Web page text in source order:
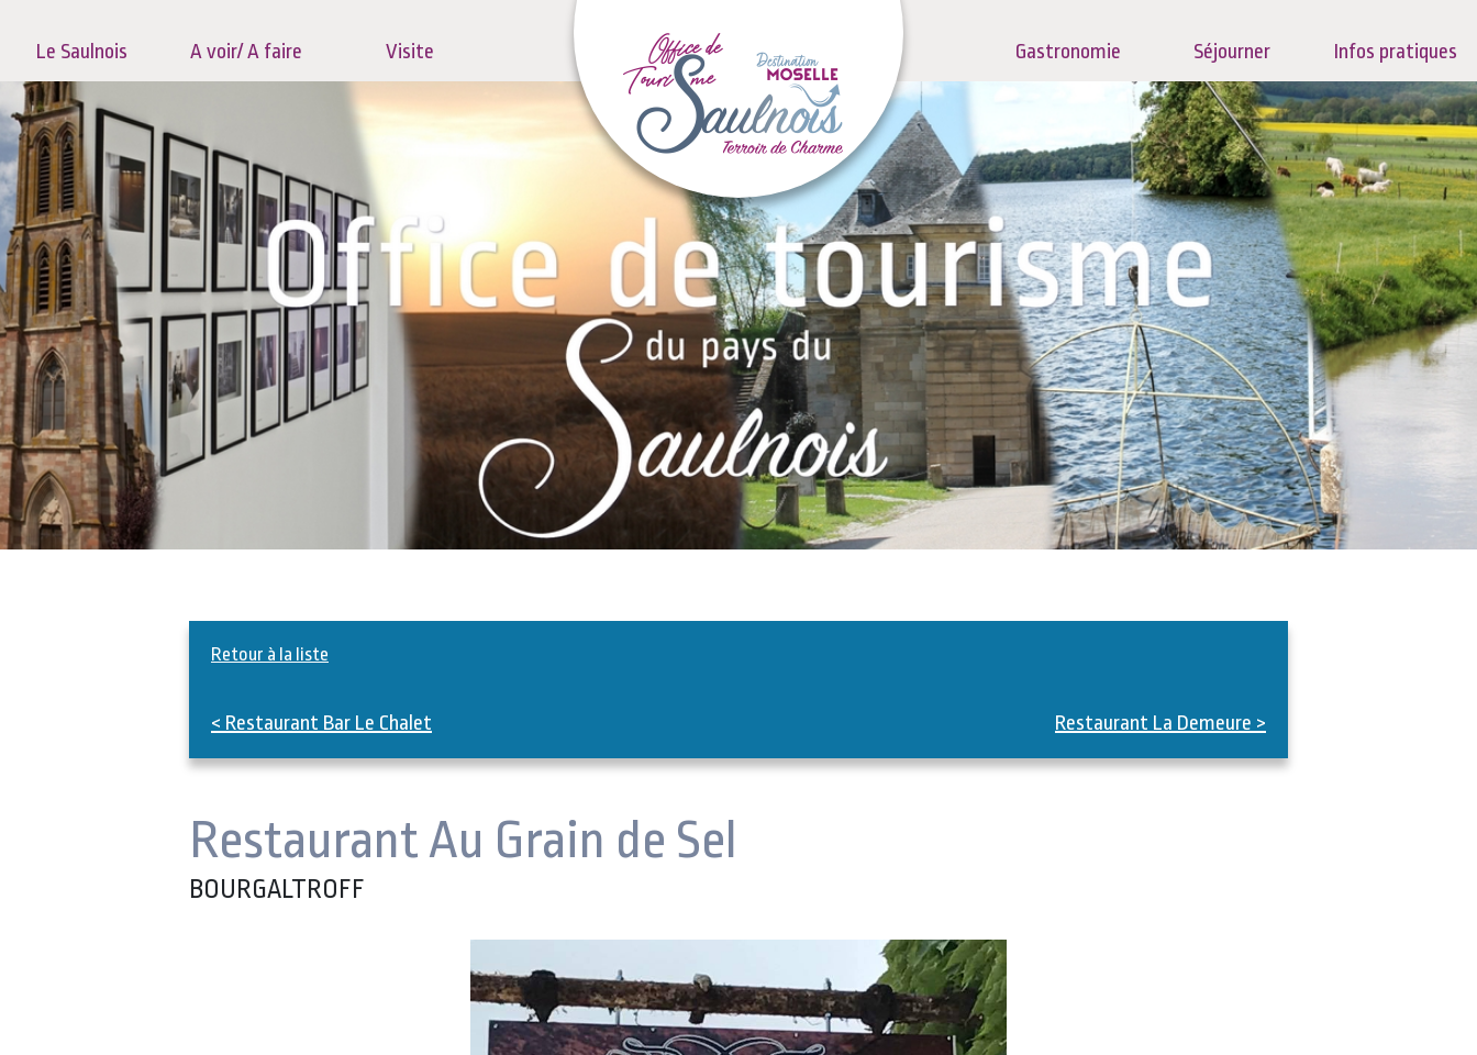
Le Saulnois A voir/ A faire Visite Gastronomie Séjourner Infos pratiques
Retour à la liste
< Restaurant Bar Le Chalet Restaurant La Demeure >
Restaurant Au Grain de Sel
BOURGALTROFF